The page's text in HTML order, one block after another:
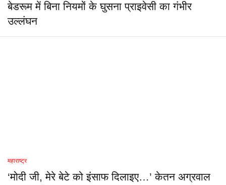
बेडरूम में बिना नियमों के घुसना प्राइवेसी का गंभीर
उल्लंघन
महाराष्ट्र
‘मोदी जी, मेरे बेटे को इंसाफ दिलाइए…’ केतन अग्रवाल